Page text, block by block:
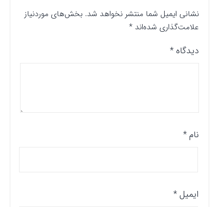
نشانی ایمیل شما منتشر نخواهد شد. بخش‌های موردنیاز
علامت‌گذاری شده‌اند*
دیدگاه*
نام*
ایمیل*